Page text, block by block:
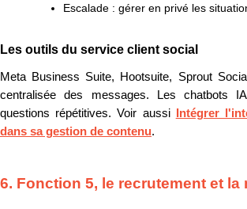
Escalade : gérer en privé les
Les outils du service client social
Meta Business Suite, Hootsuite, Sprout
centralisée des messages. Les chatbots
questions répétitives. Voir aussi
Intégrer
dans sa gestion de contenu.
6. Fonction 5, le recrutement et la